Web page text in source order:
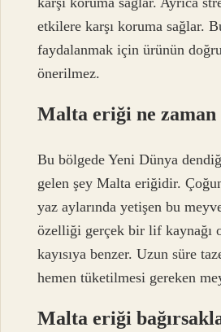
etkilere karşı koruma sağlar.
faydalanmak için ürünün
önerilmez.
Malta eriği ne zaman
Bu bölgede Yeni Dünya
gelen şey Malta eriğidir.
yaz aylarında yetişen bu
özelliği gerçek bir lif kaynağı
kayısıya benzer. Uzun süre
hemen tüketilmesi gereken
Malta eriği